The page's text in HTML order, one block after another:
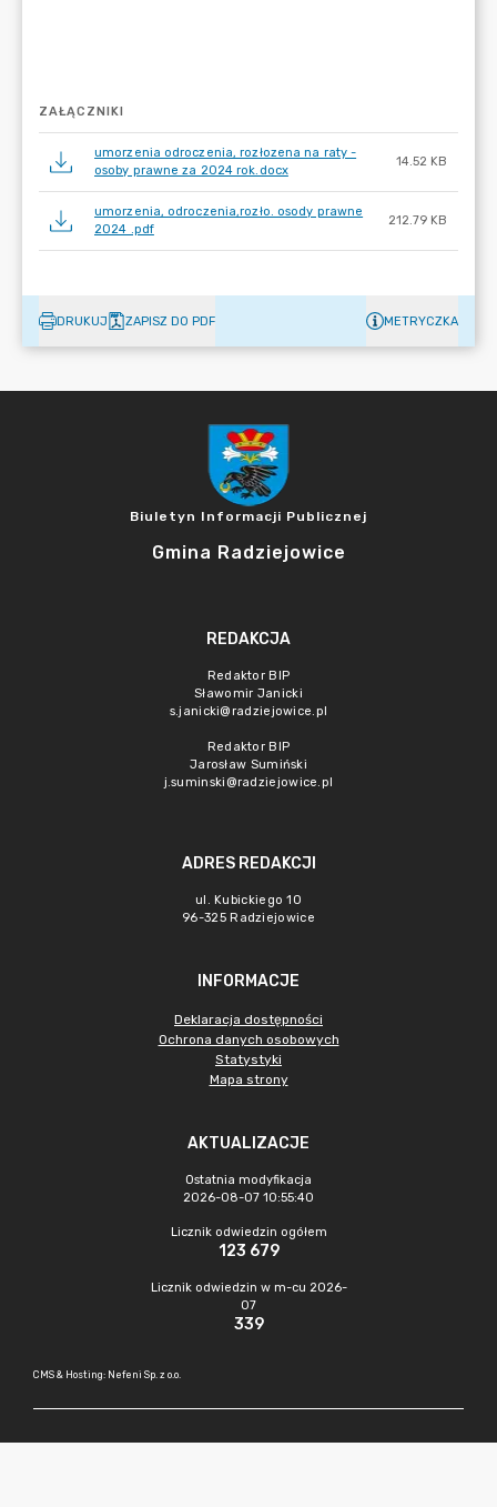
ZAŁĄCZNIKI
umorzenia odroczenia, rozłozena na raty -
osoby prawne za 2024 rok.docx
14.52 KB
umorzenia, odroczenia,rozło. osody prawne
2024 .pdf
212.79 KB
DRUKUJ ZAPISZ DO PDF METRYCZKA
Biuletyn Informacji Publicznej
Gmina Radziejowice
REDAKCJA
Redaktor BIP
Sławomir Janicki
s.janicki@radziejowice.pl
Redaktor BIP
Jarosław Sumiński
j.suminski@radziejowice.pl
ADRES REDAKCJI
ul. Kubickiego 10
96-325 Radziejowice
INFORMACJE
Deklaracja dostępności
Ochrona danych osobowych
Statystyki
Mapa strony
AKTUALIZACJE
Ostatnia modyfikacja
2026-08-07 10:55:40
Licznik odwiedzin ogółem
123 679
Licznik odwiedzin w m-cu 2026-
07
339
CMS & Hosting: Nefeni Sp. z o.o.